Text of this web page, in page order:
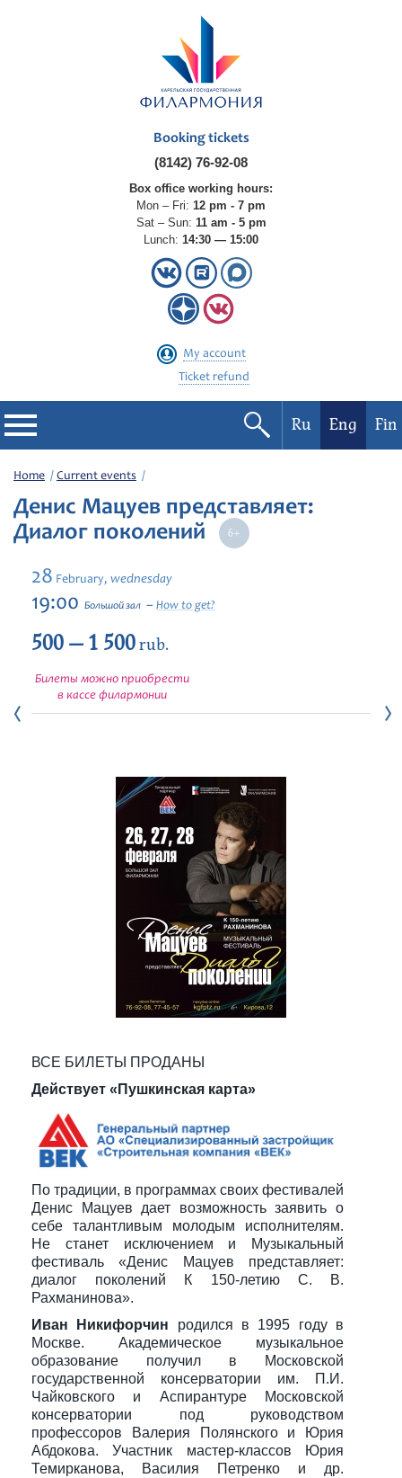
Booking tickets
(8142) 76-92-08
Box office working hours:
Mon – Fri: 12 pm - 7 pm
Sat – Sun: 11 am - 5 pm
Lunch: 14:30 — 15:00
My account
Ticket refund
Philharmonic
Current events
Festivals
Ru Eng Fin
Home Current events
Денис Мацуев представляет:
Диалог поколений
28 February, wednesday
19:00 Большой зал How to get?
500 — 1 500rub.
Билеты можно приобрести
в кассе филармонии
ВСЕ БИЛЕТЫ ПРОДАНЫ
Действует «Пушкинская карта»
По традиции, в программах своих фестивалей
Денис Мацуев дает возможность заявить о
себе талантливым молодым исполнителям.
Не станет исключением и Музыкальный
фестиваль «Денис Мацуев представляет:
диалог поколений К 150-летию С. В.
Рахманинова».
Иван Никифорчин родился в 1995 году в
Москве. Академическое музыкальное
образование получил в Московской
государственной консерватории им. П.И.
Чайковского и Аспирантуре Московской
консерватории под руководством
профессоров Валерия Полянского и Юрия
Абдокова. Участник мастер-классов Юрия
Темирканова, Василия Петренко и др.